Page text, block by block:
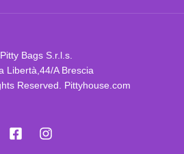
Bags S.r.l.s.
Libertà,44/A Brescia
Reserved. Pittyhouse.com